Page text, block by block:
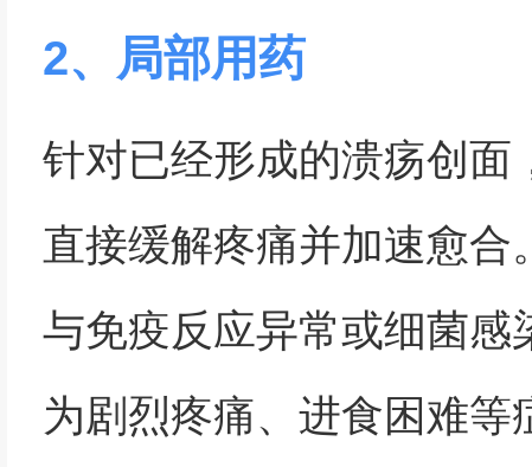
2、局部用药
针对已经形成的溃疡创面
直接缓解疼痛并加速愈合
与免疫反应异常或细菌感
为剧烈疼痛、进食困难等